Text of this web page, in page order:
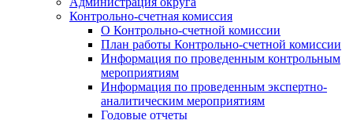
Контрольно-счетная комиссия
О Контрольно-счетной комиссии
План работы Контрольно-счетной комиссии
Информация по проведенным контрольным
мероприятиям
Информация по проведенным экспертно-
аналитическим мероприятиям
Годовые отчеты